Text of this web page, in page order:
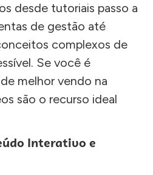
desde tutoriais passo a
de gestão até
complexos de
Se você é
melhor vendo na
são o recurso ideal
Interativo e